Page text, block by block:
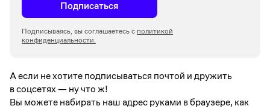
Подписаться
Подписываясь, вы соглашаетесь с политикой
конфиденциальности.
А если не хотите подписываться почтой и дружить
в соцсетях —ну что ж!
Вы можете набирать наш адрес руками в браузере, как